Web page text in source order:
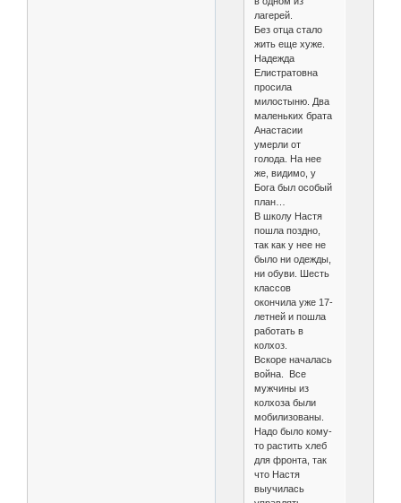
лагерей.
Без отца стало
жить еще хуже.
Надежда
Елистратовна
просила
милостыню. Два
маленьких брата
Анастасии
умерли от
голода. На нее
же, видимо, у
Бога был особый
план…
В школу Настя
пошла поздно,
так как у нее не
было ни одежды,
ни обуви. Шесть
классов
окончила уже 17-
летней и пошла
работать в
колхоз.
Вскоре началась
война. Все
мужчины из
колхоза были
мобилизованы.
Надо было кому-
то растить хлеб
для фронта, так
что Настя
выучилась